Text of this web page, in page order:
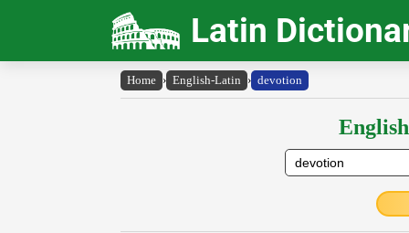
Latin
Home › English-Latin › devotion